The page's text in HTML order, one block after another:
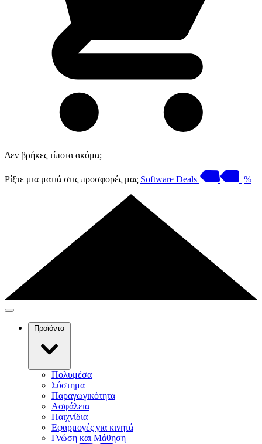
Δεν βρήκες τίποτα ακόμα;
Ρίξτε μια ματιά στις προσφορές μας Software Deals %
Προϊόντα
Πολυμέσα
Σύστημα
Παραγωγικότητα
Ασφάλεια
Παιχνίδια
Εφαρμογές για κινητά
Γνώση και Μάθηση